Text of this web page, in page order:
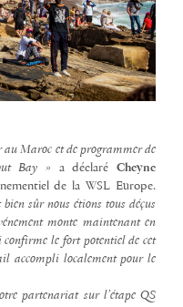
au Maroc et de programmer de
Bay » a déclaré Cheyne
de la WSL Europe.
sûr nous étions tous déçus
monte maintenant en
confirme le fort potentiel de cet
accompli localement pour le
partenariat sur l’étape QS